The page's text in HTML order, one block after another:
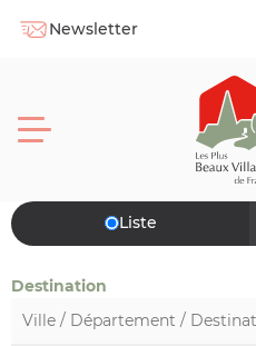
Newsletter
Liste
Destination